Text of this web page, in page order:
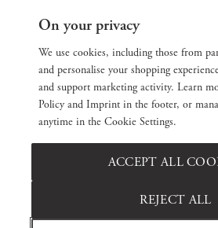
On your privacy
We use cookies, including those from
and personalise your shopping
and support marketing activity. Learn
Policy and Imprint in the footer, or
anytime in the Cookie Settings.
REJECT ALL
ACCEPT ALL